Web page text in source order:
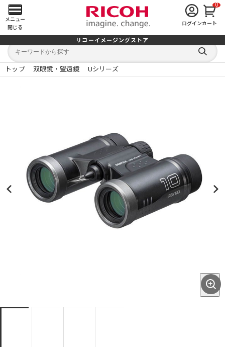
メ
イ
ン
メ
メニュー
閉じる
ログイン
0
カート
リコーイメージングストア
キ
ワ
ー
キ
検
索
る
トップ 双眼鏡・望遠鏡 Uシリーズ